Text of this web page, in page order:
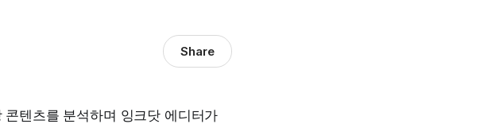
Share
텐츠를 분석하며 잉크닷 에디터가